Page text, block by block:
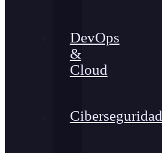
DevOps
&
Cloud
Ciberseguridad